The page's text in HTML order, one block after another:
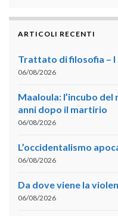
ARTICOLI RECENTI
Trattato di filosofia – I
06/08/2026
Maaloula: l’incubo
anni dopo il martirio
06/08/2026
L’occidentalismo
06/08/2026
Da dove viene la
06/08/2026